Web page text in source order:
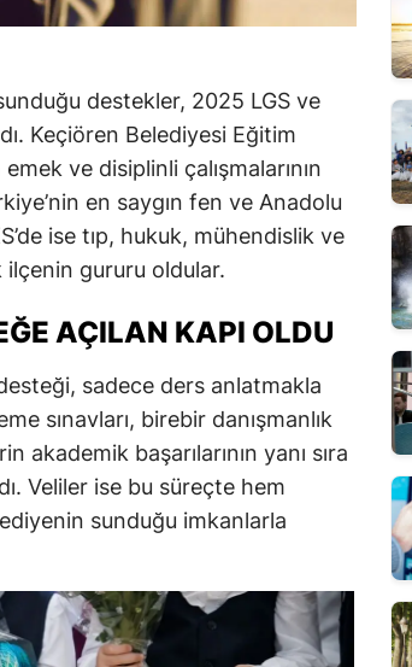
destekler, 2025 LGS ve
Keçiören Belediyesi Eğitim
ve disiplinli çalışmalarının
en saygın fen ve Anadolu
ise tıp, hukuk, mühendislik ve
gururu oldular.
AÇILAN KAPI OLDU
sadece ders anlatmakla
sınavları, birebir danışmanlık
başarılarının yanı sıra
Veliler ise bu süreçte hem
sunduğu imkanlarla